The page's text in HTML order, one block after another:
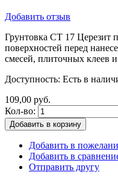
Добавить отзыв
Грунтовка CT 17 Церезит
поверхностей перед
смесей, плиточных клеев и
Доступность: Есть в
109,00 руб.
Кол-во:
Добавить в корзину
Добавить в
Добавить в
Отправить другу